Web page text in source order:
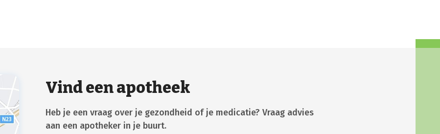
Vind een apotheek
Heb je een vraag over je gezondheid of je medicatie? Vraag advies
aan een apotheker in je buurt.